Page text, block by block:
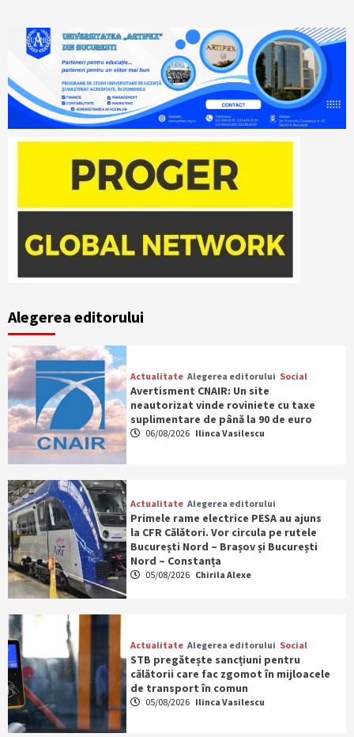
Alegerea editorului
Actualitate Alegerea editorului Social
Avertisment CNAIR: Un site
neautorizat vinde roviniete cu taxe
suplimentare de până la 90 de euro
06/08/2026 Ilinca Vasilescu
Actualitate Alegerea editorului
Primele rame electrice PESA au ajuns
la CFR Călători. Vor circula pe rutele
București Nord – Brașov și București
Nord – Constanța
05/08/2026 Chirila Alexe
Actualitate Alegerea editorului Social
STB pregătește sancțiuni pentru
călătorii care fac zgomot în mijloacele
de transport în comun
05/08/2026 Ilinca Vasilescu